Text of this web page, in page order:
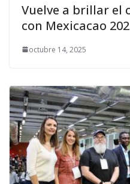
Vuelve a brillar el
con Mexicacao
octubre 14, 2025